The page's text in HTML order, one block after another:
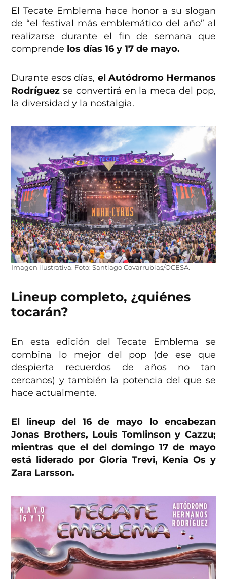
El Tecate Emblema hace honor a su slogan
de “el festival más emblemático del año” al
realizarse durante el fin de semana que
comprende los días 16 y 17 de mayo.
Durante esos días, el Autódromo Hermanos
Rodríguez se convertirá en la meca del pop,
la diversidad y la nostalgia.
Imagen ilustrativa. Foto: Santiago Covarrubias/OCESA.
Lineup completo, ¿quiénes
tocarán?
En esta edición del Tecate Emblema se
combina lo mejor del pop (de ese que
despierta recuerdos de años no tan
cercanos) y también la potencia del que se
hace actualmente.
El lineup del 16 de mayo lo encabezan
Jonas Brothers, Louis Tomlinson y Cazzu;
mientras que el del domingo 17 de mayo
está liderado por Gloria Trevi, Kenia Os y
Zara Larsson.